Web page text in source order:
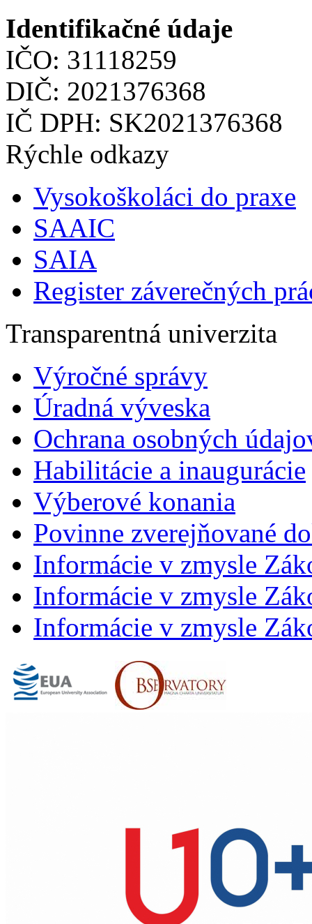
Identifikačné údaje
IČO: 31118259
DIČ: 2021376368
IČ DPH: SK2021376368
Rýchle odkazy
Vysokoškoláci do praxe
SAAIC
SAIA
Register záverečných
Transparentná univerzita
Výročné správy
Úradná výveska
Ochrana osobných
Habilitácie a inaugurácie
Výberové konania
Povinne zverejňované
Informácie v zmysle
Informácie v zmysle
Informácie v zmysle